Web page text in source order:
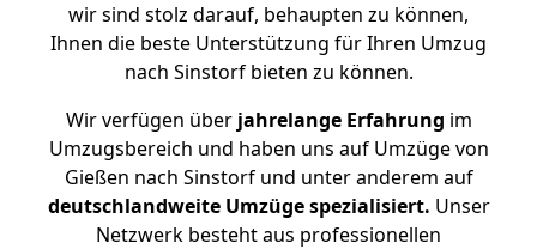
wir sind stolz darauf, behaupten zu können,
Ihnen die beste Unterstützung für Ihren Umzug
nach Sinstorf bieten zu können.
Wir verfügen überjahrelange Erfahrung im
Umzugsbereich und haben uns auf Umzüge von
Gießen nach Sinstorf und unter anderem auf
deutschlandweite Umzüge spezialisiert. Unser
Netzwerk besteht aus professionellen